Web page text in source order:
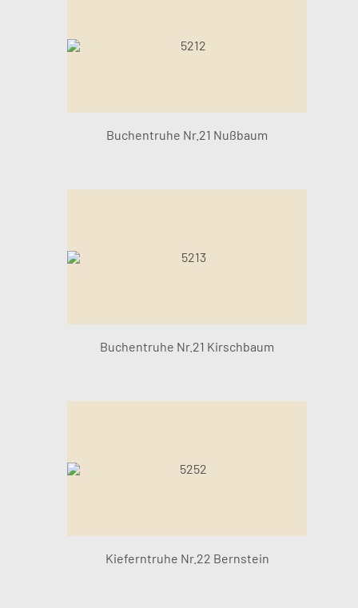
Buchentruhe Nr.21 Nußbaum
Buchentruhe Nr.21 Kirschbaum
Kieferntruhe Nr.22 Bernstein